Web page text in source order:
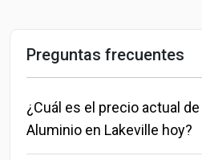
Preguntas frecuentes
¿Cuál es el precio actual
Aluminio en Lakeville hoy?